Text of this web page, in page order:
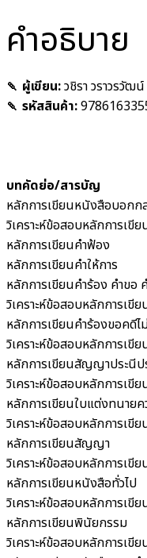
คำอธิบาย
🍡 ผู้เขียน:วชิรา วราวรวัฒน์
🍡 รหัสสินค้า:
บทคัดย่อ/สารบัญ
หลักการเขียนหนังสือบอกก
วิเคราะห์ข้อสอบหลักการเ
หลักการเขียนคำฟ้อง
หลักการเขียนคำให้การ
หลักการเขียนคำร้อง คำขอ
วิเคราะห์ข้อสอบหลักการเขี
หลักการเขียนคำร้องขอคดี
วิเคราะห์ข้อสอบหลักการเ
หลักการเขียนสัญญาประนีป
วิเคราะห์ข้อสอบหลักการเ
หลักการเขียนใบแต่งทนายค
วิเคราะห์ข้อสอบหลักการเขี
หลักการเขียนสัญญา
วิเคราะห์ข้อสอบหลักการเ
หลักการเขียนหนังสือทั่วไป
วิเคราะห์ข้อสอบหลักการเขี
หลักการเขียนพินัยกรรม
วิเคราะห์ข้อสอบหลักการเขี